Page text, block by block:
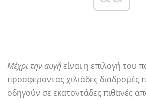
Μέχρι την αυγήείναι η επιλογή του
προσφέροντας χιλιάδες διαδρομές
οδηγούν σε εκατοντάδες πιθανές